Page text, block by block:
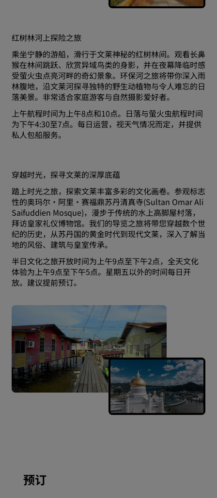
红树林河上探险之旅
乘坐宁静的游船，滑行于文莱神秘的红树林间。观看长鼻
猴在林间跳跃、欣赏异域鸟类的身影，并在夜幕降临时感
受萤火虫点亮河畔的奇幻景象。环保河之旅将带你深入雨
林腹地，沿文莱河探寻独特的野生动植物与令人难忘的日
落美景。非常适合家庭游客与自然摄影爱好者。
上午航程时间为上午8点和10点。日落与萤火虫航程时间
为下午4:30至7点。每日运营，视天气情况而定，并提供
私人包船服务。
穿越时光，探寻文莱的深厚底蕴
踏上时光之旅，探索文莱丰富多彩的文化画卷。参观标志
性的奥玛尔·阿里·赛福鼎苏丹清真寺(Sultan Omar Ali
Saifuddien Mosque)，漫步于传统的水上高脚屋村落，
拜访皇家礼仪博物馆。我们的导览之旅将带您穿越数个世
纪的历史，从苏丹国的黄金时代到现代文莱，深入了解当
地的风俗、建筑与皇室传承。
半日文化之旅开放时间为上午9点至下午2点，全天文化
体验为上午9点至下午5点。星期五以外的时间每日开
放。建议提前预订。
预订